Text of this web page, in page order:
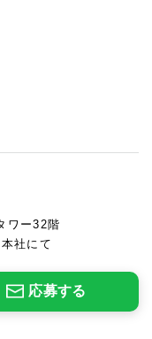
ワー32階
社にて
応募する